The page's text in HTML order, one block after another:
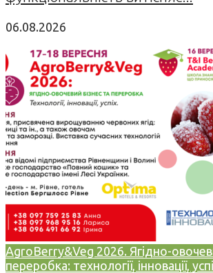
06.08.2026
AgroBerry&Veg 2026. Ягідно-
переробка: технології, інновації,